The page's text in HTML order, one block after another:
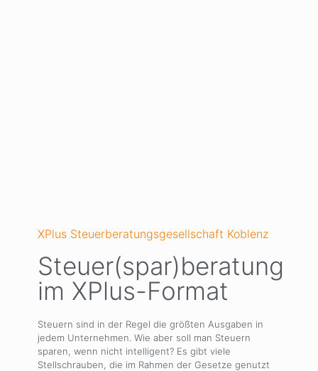
XPlus Steuerberatungsgesellschaft Koblenz
Steuer(spar)beratung
im XPlus-Format
Steuern sind in der Regel die größten Ausgaben in
jedem Unternehmen. Wie aber soll man Steuern
sparen, wenn nicht intelligent? Es gibt viele
Stellschrauben, die im Rahmen der Gesetze genutzt